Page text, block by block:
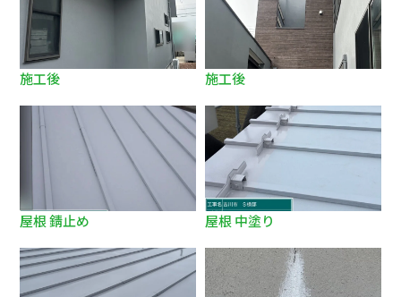
施工後 施工後
屋根 錆止め 屋根 中塗り